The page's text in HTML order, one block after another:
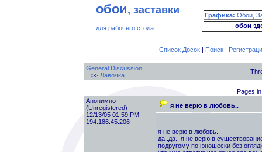
обои, заставки
для рабочего стола
Графика: Обои,
обои
Список Досок| Поиск|
General Discussion
>> Лавочка
Pages
Анонимно
(Unregistered)
12/13/05 01:59 PM
194.186.45.206
я не верю в любовь..
я не верю в любовь..
да..да.. я не верю в
подругому по юношески без